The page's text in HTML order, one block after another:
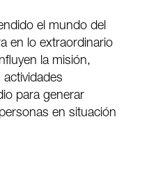
el mundo del
en lo extraordinario
la misión,
para generar
en situación